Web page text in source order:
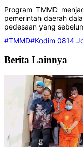
Program TMMD
pemerintah daerah
pedesaan yang
#TMMD#Kodim 0814
Berita Lainnya